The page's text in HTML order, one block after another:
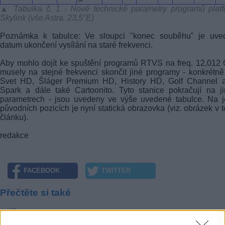
▲ Tabulka č. 1 - Nové technické parametry programů
Skylink (vše Astra, 23,5°E)
Poznámka k tabulce: Ve sloupci "konec souběhu" je
datum ukončení vysílání na staré frekvenci.
Aby mohlo dojít ke spuštění programů RTVS na freq. 12,012
musely na stejné frekvenci skončit jiné programy -
Svet HD, Šláger Premium HD, History HD, Golf Channel
Spark a dále také Cartoonito. Tyto stanice pokračují na
parametrech - jsou uvedeny ve výše uvedené tabulce. Na
původních pozicích je nyní statická obrazovka (viz. obrázek v
článku).
redakce
FACEBOOK TWITTER
Přečtěte si také